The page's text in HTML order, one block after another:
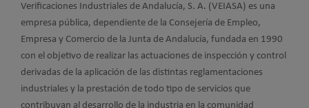
Verificaciones Industriales de Andalucía, S. A. (VEIASA) es una
empresa pública, dependiente de la Consejería de Empleo,
Empresa y Comercio de la Junta de Andalucía, fundada en 1990
con el objetivo de realizar las actuaciones de inspección y control
derivadas de la aplicación de las distintas reglamentaciones
industriales y la prestación de todo tipo de servicios que
contribuyan al desarrollo de la industria en la comunidad